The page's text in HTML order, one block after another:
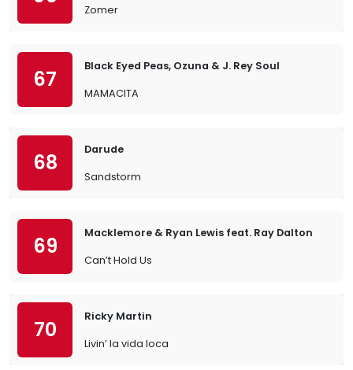
Zomer
67
Black Eyed Peas, Ozuna & J. Rey Soul
MAMACITA
68
Darude
Sandstorm
69
Macklemore & Ryan Lewis feat. Ray Dalton
Can’t Hold Us
70
Ricky Martin
Livin’ la vida loca